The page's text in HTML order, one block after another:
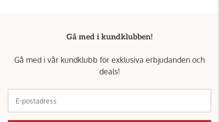
Gå med i kundklubben!
Gå med i vår kundklubb för exklusiva erbjudanden och
deals!
E-postadress